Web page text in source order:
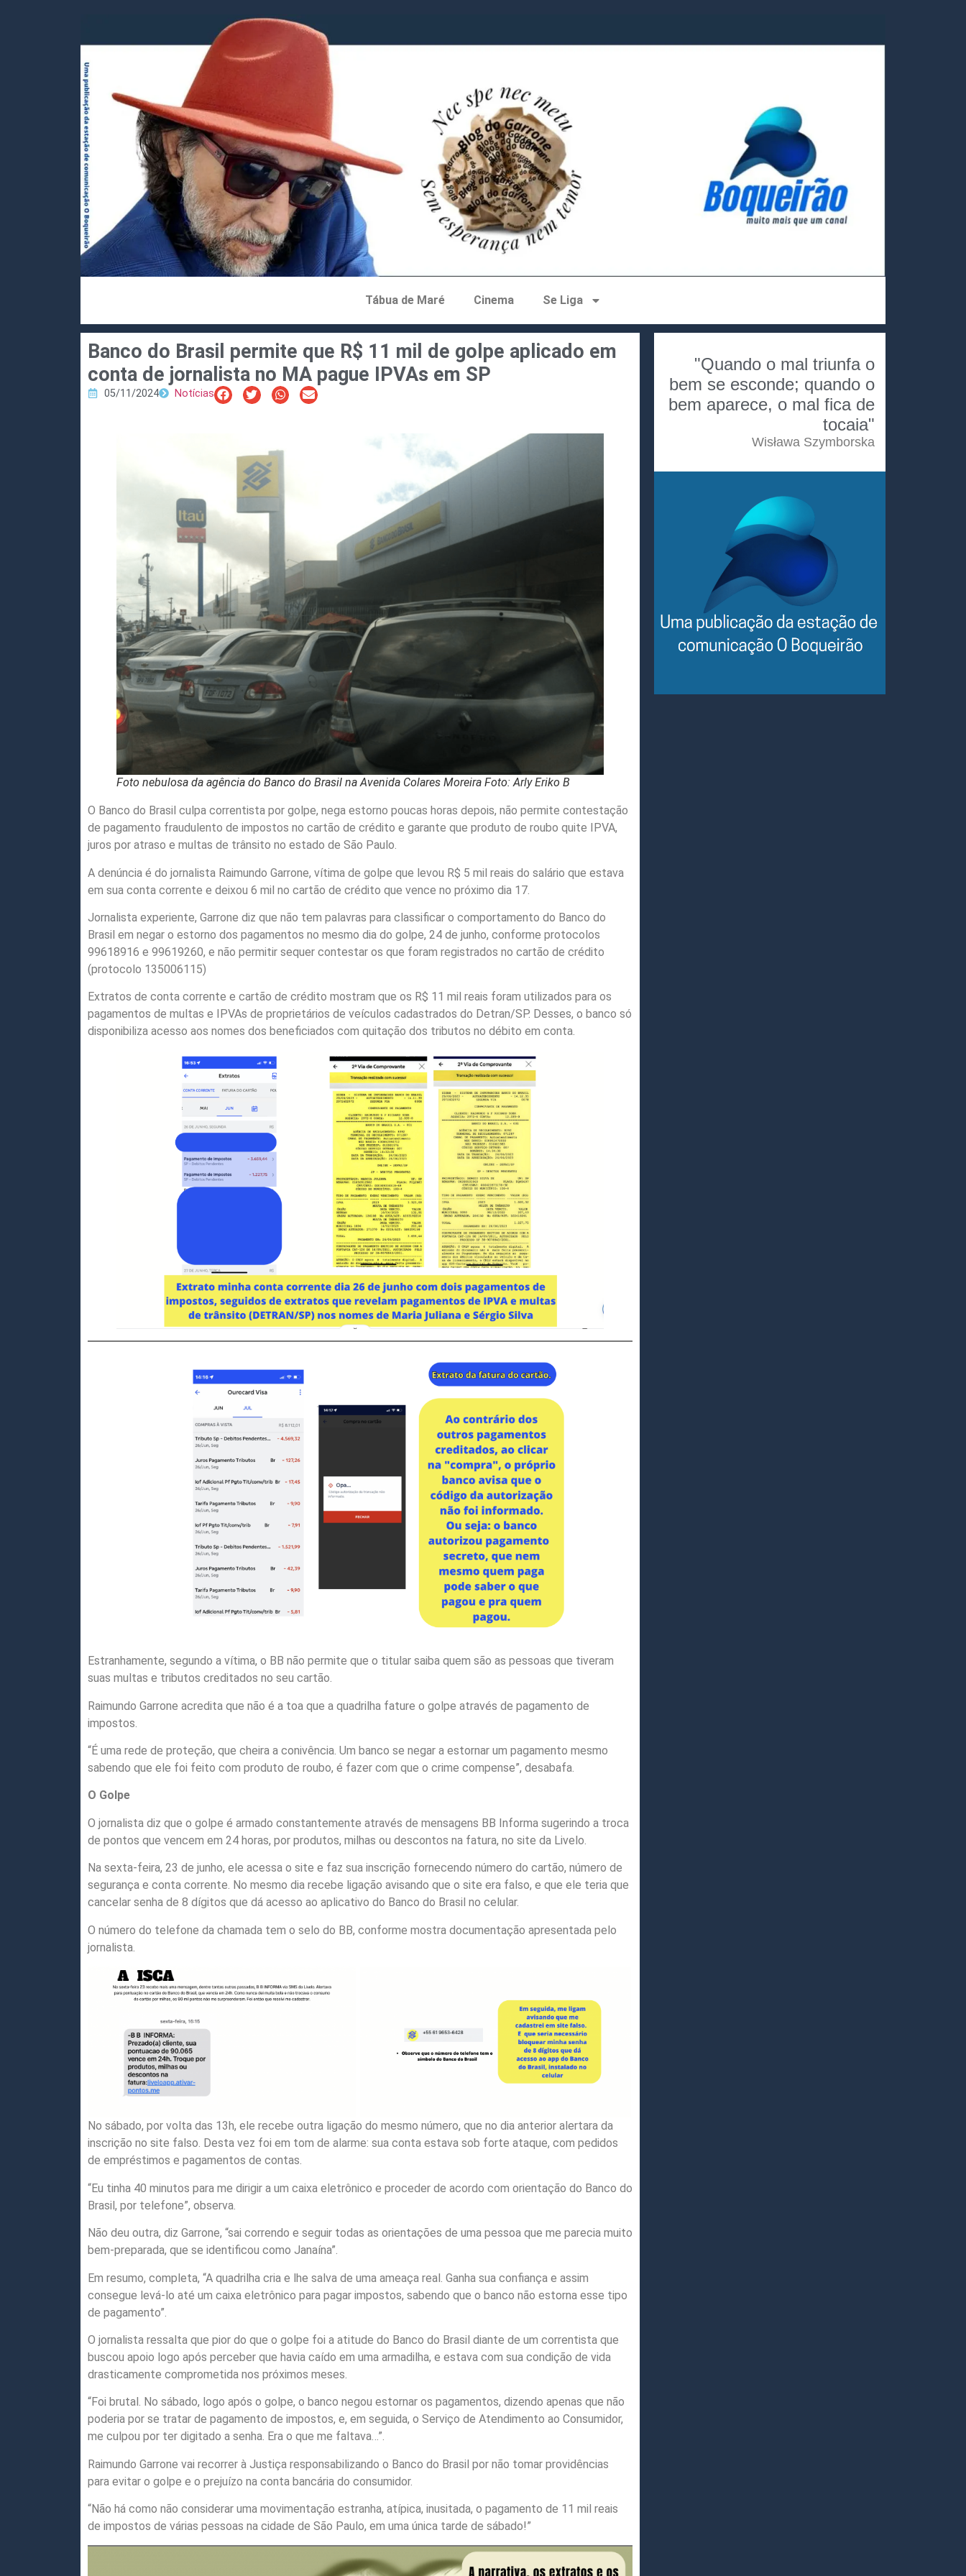
Tábua de Maré Cinema Se Liga
Banco do Brasil permite que R$ 11 mil de golpe aplicado em
conta de jornalista no MA pague IPVAs em SP
05/11/2024 Notícias
Foto nebulosa da agência do Banco do Brasil na Avenida Colares Moreira Foto: Arly Eriko B
O Banco do Brasil culpa correntista por golpe, nega estorno poucas horas depois, não permite contestação
de pagamento fraudulento de impostos no cartão de crédito e garante que produto de roubo quite IPVA,
juros por atraso e multas de trânsito no estado de São Paulo.
A denúncia é do jornalista Raimundo Garrone, vítima de golpe que levou R$ 5 mil reais do salário que estava
em sua conta corrente e deixou 6 mil no cartão de crédito que vence no próximo dia 17.
Jornalista experiente, Garrone diz que não tem palavras para classificar o comportamento do Banco do
Brasil em negar o estorno dos pagamentos no mesmo dia do golpe, 24 de junho, conforme protocolos
99618916 e 99619260, e não permitir sequer contestar os que foram registrados no cartão de crédito
(protocolo 135006115)
Extratos de conta corrente e cartão de crédito mostram que os R$ 11 mil reais foram utilizados para os
pagamentos de multas e IPVAs de proprietários de veículos cadastrados do Detran/SP. Desses, o banco só
disponibiliza acesso aos nomes dos beneficiados com quitação dos tributos no débito em conta.
Estranhamente, segundo a vítima, o BB não permite que o titular saiba quem são as pessoas que tiveram
suas multas e tributos creditados no seu cartão.
Raimundo Garrone acredita que não é a toa que a quadrilha fature o golpe através de pagamento de
impostos.
“É uma rede de proteção, que cheira a conivência. Um banco se negar a estornar um pagamento mesmo
sabendo que ele foi feito com produto de roubo, é fazer com que o crime compense”, desabafa.
O Golpe
O jornalista diz que o golpe é armado constantemente através de mensagens BB Informa sugerindo a troca
de pontos que vencem em 24 horas, por produtos, milhas ou descontos na fatura, no site da Livelo.
Na sexta-feira, 23 de junho, ele acessa o site e faz sua inscrição fornecendo número do cartão, número de
segurança e conta corrente. No mesmo dia recebe ligação avisando que o site era falso, e que ele teria que
cancelar senha de 8 dígitos que dá acesso ao aplicativo do Banco do Brasil no celular.
O número do telefone da chamada tem o selo do BB, conforme mostra documentação apresentada pelo
jornalista.
No sábado, por volta das 13h, ele recebe outra ligação do mesmo número, que no dia anterior alertara da
inscrição no site falso. Desta vez foi em tom de alarme: sua conta estava sob forte ataque, com pedidos
de empréstimos e pagamentos de contas.
“Eu tinha 40 minutos para me dirigir a um caixa eletrônico e proceder de acordo com orientação do Banco do
Brasil, por telefone”, observa.
Não deu outra, diz Garrone, “sai correndo e seguir todas as orientações de uma pessoa que me parecia muito
bem-preparada, que se identificou como Janaína”.
Em resumo, completa, “A quadrilha cria e lhe salva de uma ameaça real. Ganha sua confiança e assim
consegue levá-lo até um caixa eletrônico para pagar impostos, sabendo que o banco não estorna esse tipo
de pagamento”.
O jornalista ressalta que pior do que o golpe foi a atitude do Banco do Brasil diante de um correntista que
buscou apoio logo após perceber que havia caído em uma armadilha, e estava com sua condição de vida
drasticamente comprometida nos próximos meses.
“Foi brutal. No sábado, logo após o golpe, o banco negou estornar os pagamentos, dizendo apenas que não
poderia por se tratar de pagamento de impostos, e, em seguida, o Serviço de Atendimento ao Consumidor,
me culpou por ter digitado a senha. Era o que me faltava…”.
Raimundo Garrone vai recorrer à Justiça responsabilizando o Banco do Brasil por não tomar providências
para evitar o golpe e o prejuízo na conta bancária do consumidor.
“Não há como não considerar uma movimentação estranha, atípica, inusitada, o pagamento de 11 mil reais
de impostos de várias pessoas na cidade de São Paulo, em uma única tarde de sábado!”
"Quando o mal triunfa o
bem se esconde; quando o
bem aparece, o mal fica de
tocaia"
Wisława Szymborska